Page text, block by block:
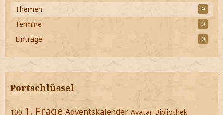
Themen 9
Termine 0
Einträge 0
Portschlüssel
100 1. Frage Adventskalender Avatar Bibliothek